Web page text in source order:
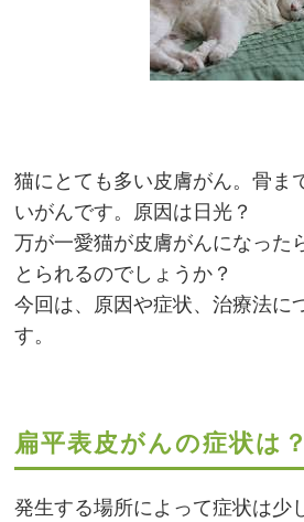
猫にとても多い皮膚がん。骨ま
いがんです。原因は日光？
万が一愛猫が皮膚がんになった
とられるのでしょうか？
今回は、原因や症状、治療法に
す。
扁平表皮がんの症状は？
発生する場所によって症状は少